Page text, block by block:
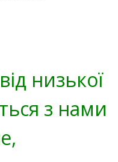
низької
з нами